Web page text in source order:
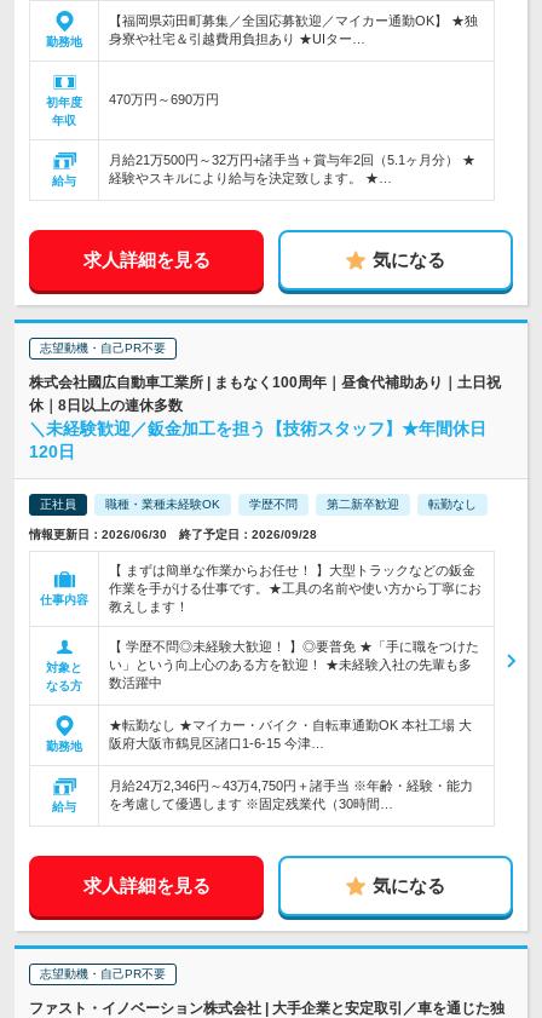
勤務地
【福岡県苅田町募集／全国応募歓迎／マイカー通勤OK】 ★独
身寮や社宅＆引越費用負担あり ★UIター…
初年度
年収
470万円～690万円
給与
月給21万500円～32万円+諸手当＋賞与年2回（5.1ヶ月分） ★
経験やスキルにより給与を決定致します。 ★…
求人詳細を見る 気になる
志望動機・自己PR不要
株式会社國広自動車工業所 | まもなく100周年｜昼食代補助あり｜土日祝
休｜8日以上の連休多数
＼未経験歓迎／鈑金加工を担う【技術スタッフ】★年間休日
120日
正社員 職種・業種未経験OK 学歴不問 第二新卒歓迎 転勤なし
情報更新日：2026/06/30 終了予定日：2026/09/28
仕事内容
【 まずは簡単な作業からお任せ！ 】大型トラックなどの鈑金
作業を手がける仕事です。★工具の名前や使い方から丁寧にお
教えします！
対象と
なる方
【 学歴不問◎未経験大歓迎！ 】◎要普免 ★「手に職をつけた
い」という向上心のある方を歓迎！ ★未経験入社の先輩も多
数活躍中
勤務地
★転勤なし ★マイカー・バイク・自転車通勤OK 本社工場 大
阪府大阪市鶴見区諸口1-6-15 今津…
給与
月給24万2,346円～43万4,750円＋諸手当 ※年齢・経験・能力
を考慮して優遇します ※固定残業代（30時間…
求人詳細を見る 気になる
志望動機・自己PR不要
ファスト・イノベーション株式会社 | 大手企業と安定取引／車を通じた独